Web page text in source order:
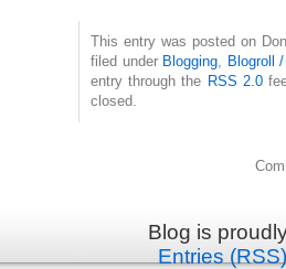
This entry was posted on
filed under Blogging
Blogroll
entry through the RSS 2.0
closed.
Blog is
Entries (RSS)